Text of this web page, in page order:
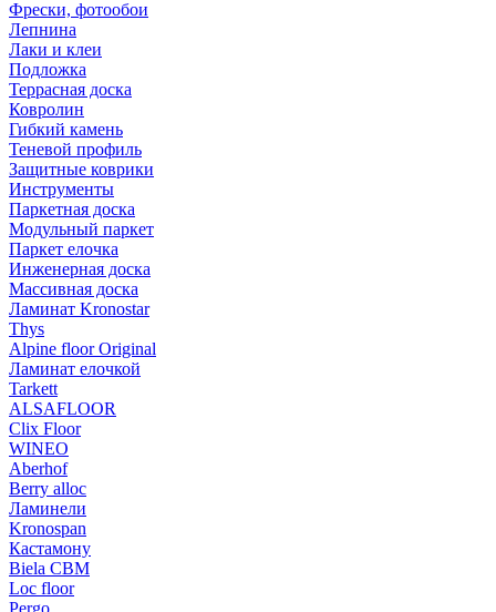
Фрески, фотообои
Лепнина
Лаки и клеи
Подложка
Террасная доска
Ковролин
Гибкий камень
Теневой профиль
Защитные коврики
Инструменты
Паркетная доска
Модульный паркет
Паркет елочка
Инженерная доска
Массивная доска
Ламинат Kronostar
Thys
Alpine floor Original
Ламинат елочкой
Tarkett
ALSAFLOOR
Clix Floor
WINEO
Aberhof
Berry alloc
Ламинели
Kronospan
Кастамону
Biela CBM
Loc floor
Pergo